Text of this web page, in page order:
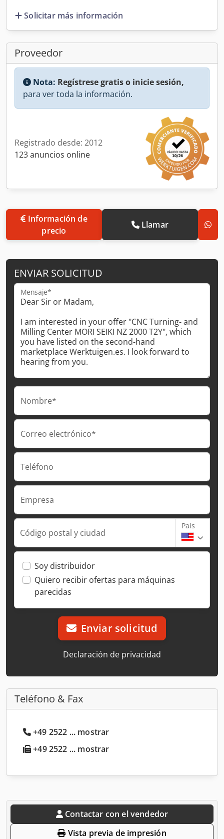
Solicitar más información
Proveedor
Nota: Regístrese gratis o inicie sesión,
para ver toda la información.
Registrado desde: 2012
123 anuncios online
precio
Llamar
ENVIAR SOLICITUD
Mensaje*
Nombre*
Correo electrónico*
Teléfono
Empresa
Código postal y ciudad
País
Soy distribuidor
Quiero recibir ofertas para máquinas
parecidas
Enviar solicitud
Declaración de privacidad
Teléfono & Fax
+49 2522 ... mostrar
+49 2522 ... mostrar
Contactar con el vendedor
Vista previa de impresión